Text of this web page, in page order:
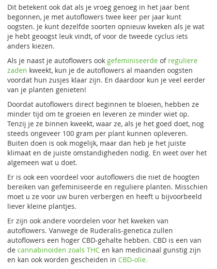
Dit betekent ook dat als je vroeg genoeg in het jaar bent
begonnen, je met autoflowers twee keer per jaar kunt
oogsten. Je kunt dezelfde soorten opnieuw kweken als je wat
je hebt geoogst leuk vindt, of voor de tweede cyclus iets
anders kiezen.
Als je naast je autoflowers ook gefeminiseerde of reguliere
zaden kweekt, kun je de autoflowers al maanden oogsten
voordat hun zusjes klaar zijn. En daardoor kun je veel eerder
van je planten genieten!
Doordat autoflowers direct beginnen te bloeien, hebben ze
minder tijd om te groeien en leveren ze minder wiet op.
Tenzij je ze binnen kweekt, waar ze, als je het goed doet, nog
steeds ongeveer 100 gram per plant kunnen opleveren.
Buiten doen is ook mogelijk, maar dan heb je het juiste
klimaat en de juiste omstandigheden nodig. En weet over het
algemeen wat u doet.
Er is ook een voordeel voor autoflowers die niet de hoogten
bereiken van gefeminiseerde en reguliere planten. Misschien
moet u ze voor uw buren verbergen en heeft u bijvoorbeeld
liever kleine plantjes.
Er zijn ook andere voordelen voor het kweken van
autoflowers. Vanwege de Ruderalis-genetica zullen
autoflowers een hoger CBD-gehalte hebben. CBD is een van
de cannabinoïden zoals THC en kan medicinaal gunstig zijn
en kan ook worden gescheiden in CBD-olie.